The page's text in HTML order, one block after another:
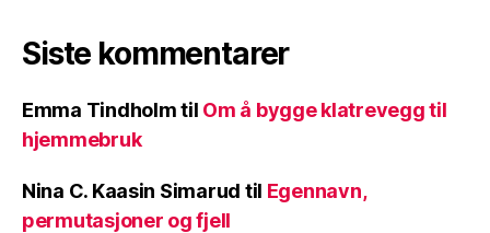
Siste kommentarer
Emma Tindholmtil Om å bygge klatrevegg til
hjemmebruk
Nina C. Kaasin Simarud til Egennavn,
permutasjoner og fjell